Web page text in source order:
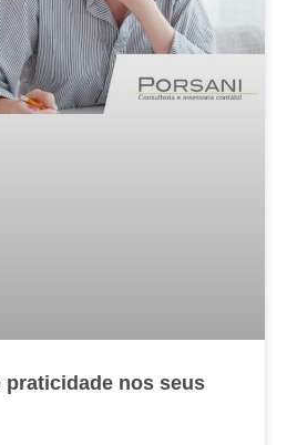
praticidade nos seus